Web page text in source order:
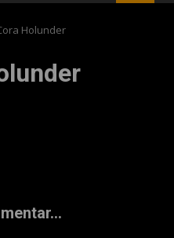
Holunder